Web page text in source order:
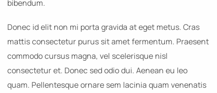
bibendum.
Donec id elit non mi porta gravida at eget metus. Cras
mattis consectetur purus sit amet fermentum. Praesent
commodo cursus magna, vel scelerisque nisl
consectetur et. Donec sed odio dui. Aenean eu leo
quam. Pellentesque ornare sem lacinia quam venenatis